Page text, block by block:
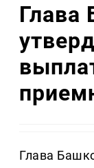
Глава
Глава